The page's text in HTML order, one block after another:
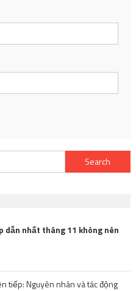
Search
for:
nhất tháng 11 không nên
tiếp: Nguyên nhân và tác động